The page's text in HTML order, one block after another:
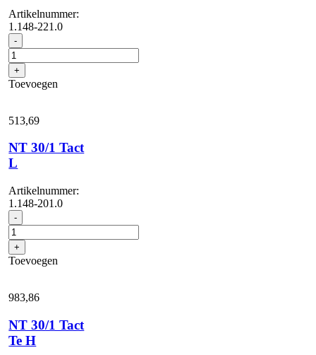
Artikelnummer:
1.148-221.0
- NT
30/1
Ap
L
aantal
+
Toevoegen
513,69
NT 30/1 Tact
L
Artikelnummer:
1.148-201.0
- NT
30/1
Tact
L
aantal
+
Toevoegen
983,86
NT 30/1 Tact
Te H